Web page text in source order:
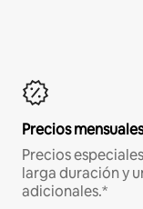
Precios
Precios
larga duración y
adicionales.*